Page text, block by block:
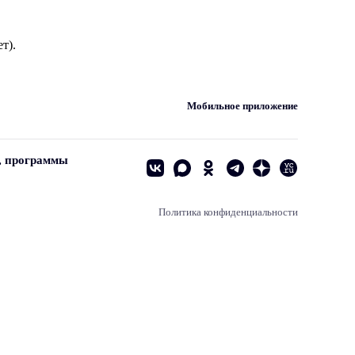
Мобильное приложение
программы
Политика конфиденциальности